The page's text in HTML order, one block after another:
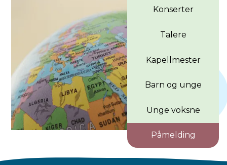
Konserter
Talere
Kapellmester
Barn og unge
Unge voksne
Påmelding